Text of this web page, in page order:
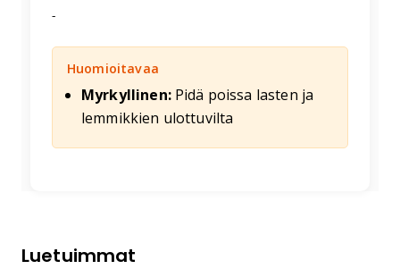
-
Huomioitavaa
Myrkyllinen:Pidä poissa lasten ja
lemmikkien ulottuvilta
Luetuimmat